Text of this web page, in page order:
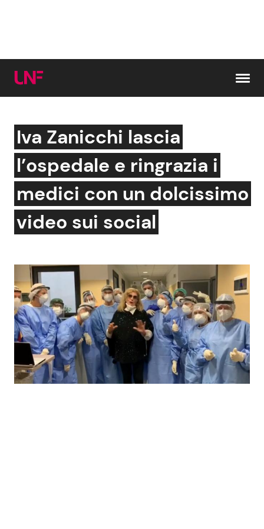
Cerca:
News e Cronaca
Attualità Italiana
Economia
Persone Scomparse
Politica
Gossip e TV
Bellezze VIP
Fiction e Serie TV
Programmi TV
Reality e Talent
Soap Opera
Iva Zanicchi lascia
l’ospedale e ringrazia i
medici con un dolcissimo
video sui social